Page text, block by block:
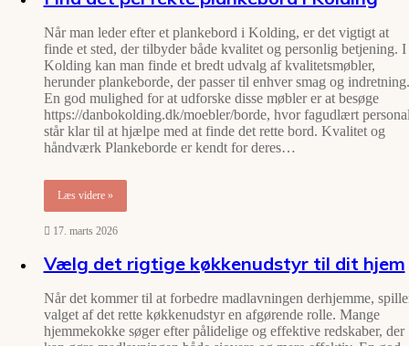
Når man leder efter et plankebord i Kolding, er det vigtigt at
finde et sted, der tilbyder både kvalitet og personlig betjening. I
Kolding kan man finde et bredt udvalg af kvalitetsmøbler,
herunder plankeborde, der passer til enhver smag og indretning.
En god mulighed for at udforske disse møbler er at besøge
https://danbokolding.dk/moebler/borde, hvor fagudlært
står klar til at hjælpe med at finde det rette bord. Kvalitet og
håndværk Plankeborde er kendt for deres…
Læs videre »
17. marts 2026
Vælg det rigtige køkkenudstyr til dit hjem
Når det kommer til at forbedre madlavningen derhjemme,
valget af det rette køkkenudstyr en afgørende rolle. Mange
hjemmekokke søger efter pålidelige og effektive redskaber, der